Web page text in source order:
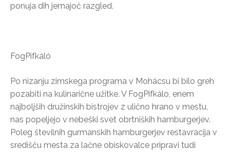
ponuja dih jemajoč razgled.
FogPifkáló
Po nizanju zimskega programa v Mohácsu bi bilo greh
pozabiti na kulinarične užitke. V FogPifkálo, enem
najboljših družinskih bistrojev z ulično hrano v mestu,
nas popeljejo v nebeški svet obrtniških hamburgerjev.
Poleg številnih gurmanskih hamburgerjev restavracija v
središču mesta za lačne obiskovalce pripravi tudi